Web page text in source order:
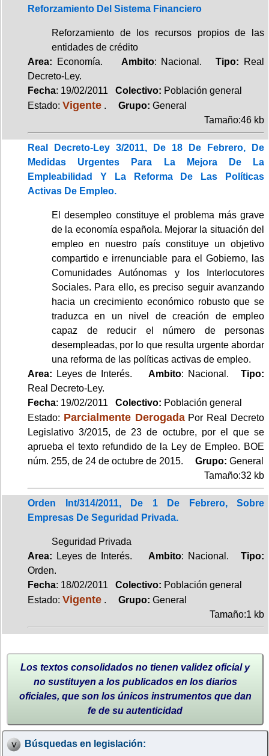
Reforzamiento Del Sistema Financiero
Reforzamiento de los recursos propios de las
entidades de crédito
Area: Economía. Ambito: Nacional.Tipo:
Real
Decreto-Ley.
Fecha: 19/02/2011 Colectivo: Población general
Estado: Vigente . Grupo: General
Tamaño:46 kb
Real Decreto-Ley 3/2011, De 18 De Febrero, De
Medidas Urgentes Para La Mejora De La
Empleabilidad Y La Reforma De Las Políticas
Activas De Empleo.
El desempleo constituye el problema más grave
de la economía española. Mejorar la situación del
empleo en nuestro país constituye un objetivo
compartido e irrenunciable para el Gobierno, las
Comunidades Autónomas y los Interlocutores
Sociales. Para ello, es preciso seguir avanzando
hacia un crecimiento económico robusto que se
traduzca en un nivel de creación de empleo
capaz de reducir el número de personas
desempleadas, por lo que resulta urgente abordar
una reforma de las políticas activas de empleo.
Area: Leyes de Interés.Ambito: Nacional.Tipo:
Real Decreto-Ley.
Fecha: 19/02/2011 Colectivo: Población general
Estado: Parcialmente DerogadaPor Real Decreto
Legislativo 3/2015, de 23 de octubre, por el que se
aprueba el texto refundido de la Ley de Empleo. BOE
núm. 255, de 24 de octubre de 2015.
Grupo: General
Tamaño:32 kb
Orden Int/314/2011, De 1 De Febrero, Sobre
Empresas De Seguridad Privada.
Seguridad Privada
Area: Leyes de Interés. Ambito: Nacional.Tipo:
Orden.
Fecha: 18/02/2011 Colectivo: Población general
Estado: Vigente . Grupo: General
Tamaño:1 kb
Los textos consolidados no tienen validez oficial y
no sustituyen a los publicados en los diarios
oficiales, que son los únicos instrumentos que dan
fe de su autenticidad
Búsquedas en legislación: